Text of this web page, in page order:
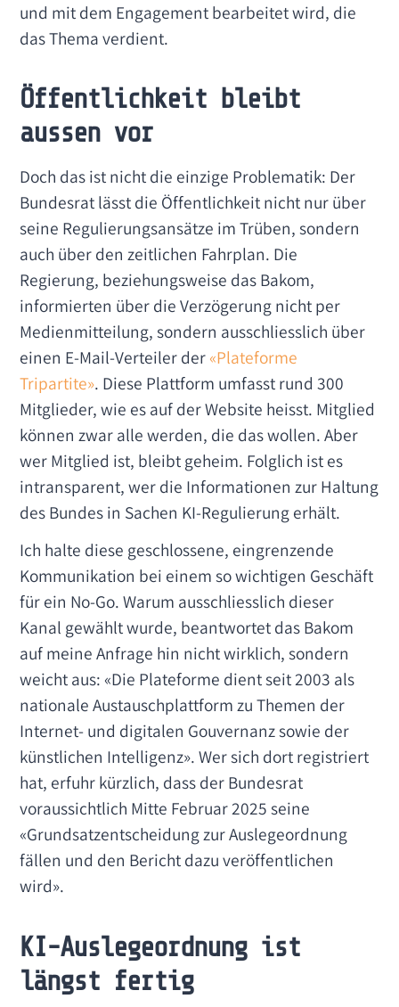
und mit dem Engagement bearbeitet wird, die
das Thema verdient.
Öffentlichkeit bleibt
aussen vor
Doch das ist nicht die einzige Problematik: Der
Bundesrat lässt die Öffentlichkeit nicht nur über
seine Regulierungsansätze im Trüben, sondern
auch über den zeitlichen Fahrplan. Die
Regierung, beziehungsweise das Bakom,
informierten über die Verzögerung nicht per
Medienmitteilung, sondern ausschliesslich über
einen E-Mail-Verteiler der«Plateforme
Tripartite». Diese Plattform umfasst rund 300
Mitglieder, wie es auf der Website heisst. Mitglied
können zwar alle werden, die das wollen. Aber
wer Mitglied ist, bleibt geheim. Folglich ist es
intransparent, wer die Informationen zur Haltung
des Bundes in Sachen KI-Regulierung erhält.
Ich halte diese geschlossene, eingrenzende
Kommunikation bei einem so wichtigen Geschäft
für ein No-Go. Warum ausschliesslich dieser
Kanal gewählt wurde, beantwortet das Bakom
auf meine Anfrage hin nicht wirklich, sondern
weicht aus: «Die Plateforme dient seit 2003 als
nationale Austauschplattform zu Themen der
Internet- und digitalen Gouvernanz sowie der
künstlichen Intelligenz». Wer sich dort registriert
hat, erfuhr kürzlich, dass der Bundesrat
voraussichtlich Mitte Februar 2025 seine
«Grundsatzentscheidung zur Auslegeordnung
fällen und den Bericht dazu veröffentlichen
wird».
KI-Auslegeordnung ist
längst fertig